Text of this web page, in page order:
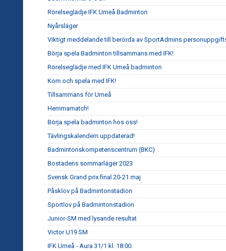
Rörelseglädje IFK Umeå Badminton
Nyårsläger
Viktigt meddelande till berörda av SportAdmins
Börja spela Badminton tillsammans med IFK!
Rörelseglädje med IFK Umeå badminton
Kom och spela med IFK!
Tillsammans för Umeå
Hemmamatch!
Börja spela badminton hos oss!
Tävlingskalendern uppdaterad!
Badmintonskompetenscentrum (BKC)
Bostadens sommarläger 2023
Svensk Grand prix final 20-21 maj
Påsklov på Badmintonstadion
Sportlov på Badmintonstadion
Junior-SM med lysande resultat
Victor U19 SM
IFK Umeå - Aura 31/1 kl. 18:00